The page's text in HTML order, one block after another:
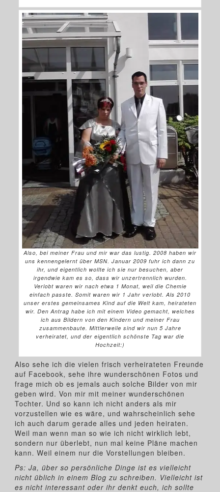
Also, bei meiner Frau und mir war das lustig. 2008 haben wir
uns kennengelernt über MSN. Januar 2009 fuhr ich dann zu
ihr, und eigentlich wollte ich sie nur besuchen, aber
irgendwie kam es so, dass wir unzertrennlich wurden.
Verlobt waren wir nach etwa 1 Monat, weil die Chemie
einfach passte. Somit waren wir 1 Jahr verlobt. Als 2010
unser erstes gemeinsames Kind auf die Welt kam, heirateten
wir. Den Antrag habe ich mit einem Video gemacht, welches
ich aus Bildern von den Kindern und meiner Frau
zusammenbaute. Mittlerweile sind wir nun 5 Jahre
verheiratet, und der eigentlich schönste Tag war die
Hochzeit:)
Also sehe ich die vielen frisch verheirateten Freunde
auf Facebook, sehe ihre wunderschönen Fotos und
frage mich ob es jemals auch solche Bilder von mir
geben wird. Von mir mit meiner wunderschönen
Tochter. Und so kann ich nicht anders als mir
vorzustellen wie es wäre, und wahrscheinlich sehe
ich auch darum gerade alles und jeden heiraten.
Weil man wenn man so wie ich nicht wirklich lebt,
sondern nur überlebt, nun mal keine Pläne machen
kann. Weil einem nur die Vorstellungen bleiben.
Ps: Ja, über so persönliche Dinge ist es vielleicht
nicht üblich in einem Blog zu schreiben. Vielleicht ist
es nicht interessant oder ihr denkt euch, ich sollte